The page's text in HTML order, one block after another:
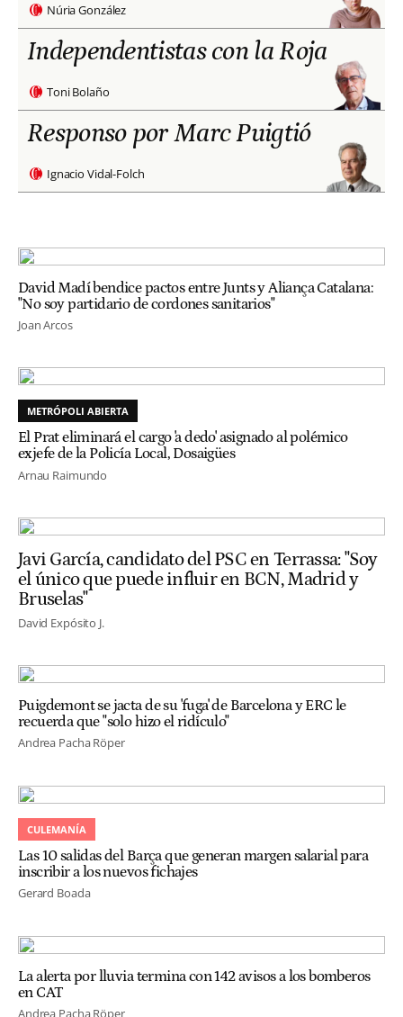
Núria González
Independentistas con la Roja
Toni Bolaño
Responso por Marc Puigtió
Ignacio Vidal-Folch
David Madí bendice pactos entre Junts y Aliança Catalana:
"No soy partidario de cordones sanitarios"
Joan Arcos
METRÓPOLI ABIERTA
El Prat eliminará el cargo 'a dedo' asignado al polémico
exjefe de la Policía Local, Dosaigües
Arnau Raimundo
Javi García, candidato del PSC en Terrassa: "Soy
el único que puede influir en BCN, Madrid y
Bruselas"
David Expósito J.
Puigdemont se jacta de su 'fuga' de Barcelona y ERC le
recuerda que "solo hizo el ridículo"
Andrea Pacha Röper
CULEMANÍA
Las 10 salidas del Barça que generan margen salarial para
inscribir a los nuevos fichajes
Gerard Boada
La alerta por lluvia termina con 142 avisos a los bomberos
en CAT
Andrea Pacha Röper